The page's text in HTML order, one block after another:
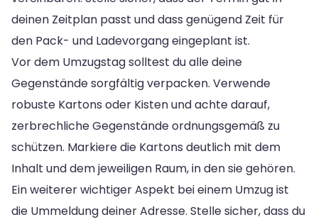
deinen Zeitplan passt und dass genügend Zeit für
den Pack- und Ladevorgang eingeplant ist.
Vor dem Umzugstag solltest du alle deine
Gegenstände sorgfältig verpacken. Verwende
robuste Kartons oder Kisten und achte darauf,
zerbrechliche Gegenstände ordnungsgemäß zu
schützen. Markiere die Kartons deutlich mit dem
Inhalt und dem jeweiligen Raum, in den sie gehören.
Ein weiterer wichtiger Aspekt bei einem Umzug ist
die Ummeldung deiner Adresse. Stelle sicher, dass du